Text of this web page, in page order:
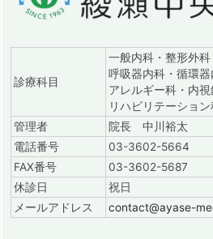
診療科目
一般内科・整形外科
呼吸器内科・循環器
アレルギー科・内視
リハビリテーション
管理者
院長 中川裕太
電話番号
03-3602-5664
FAX番号
03-3602-5687
休診日
祝日
メールアドレス
contact@ayase-